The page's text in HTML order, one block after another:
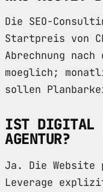
Die SEO-
Startpreis von
Abrechnung
moeglich;
sollen
IST DIGITAL
AGENTUR?
Ja. Die
Leverage